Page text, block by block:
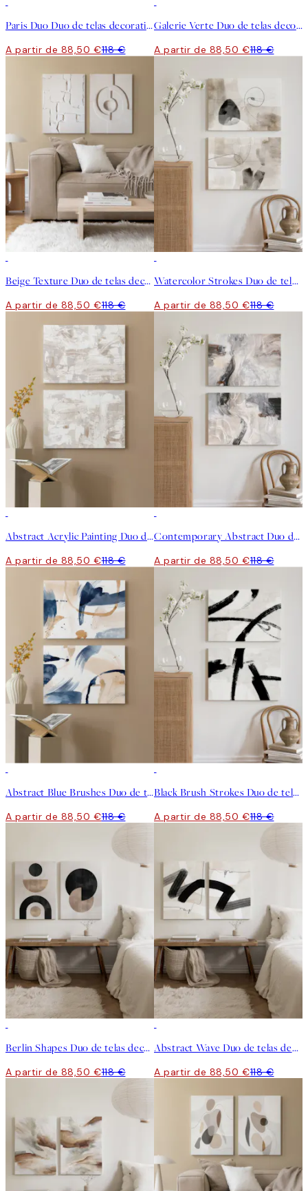
Paris Duo Duo de telas decorativas
A partir de 88,50 €118 €
Galerie Verte Duo de telas decorativas
A partir de 88,50 €118 €
Beige Texture Duo de telas decorativas
A partir de 88,50 €118 €
Watercolor Strokes Duo de telas decorativas
A partir de 88,50 €118 €
Abstract Acrylic Painting Duo de telas decorativas
A partir de 88,50 €118 €
Contemporary Abstract Duo de telas decorativas
A partir de 88,50 €118 €
Abstract Blue Brushes Duo de telas decorativas
A partir de 88,50 €118 €
Black Brush Strokes Duo de telas decorativas
A partir de 88,50 €118 €
Berlin Shapes Duo de telas decorativas
A partir de 88,50 €118 €
Abstract Wave Duo de telas decorativas
A partir de 88,50 €118 €